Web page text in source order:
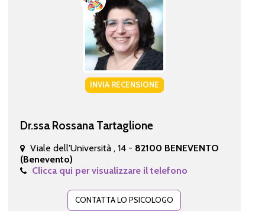
INVIA RECENSIONE
Dr.ssa Rossana Tartaglione
Viale dell'Università , 14 - 82100 BENEVENTO
(Benevento)
Clicca qui per visualizzare il telefono
CONTATTA LO PSICOLOGO